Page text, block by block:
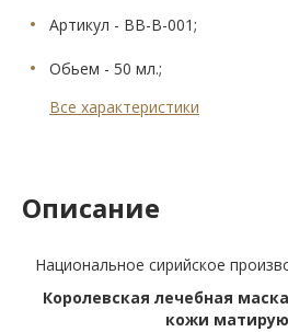
Артикул - BB-B-001;
Обьем - 50 мл.;
Все характеристики
Описание
Национальное сирийское
Королевская лечебная
кожи